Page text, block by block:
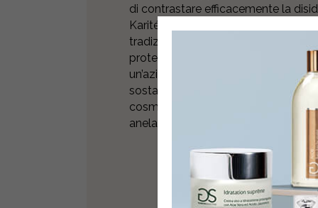
di contrastare efficacemente la
Karité: estratto dal seme del
tradizionalmente utilizzato come
protettivo. Cera d’api: elaborata
un’azione filmogena e protettiva.
sostanze chiamate tocoferoli, noti
cosmesi è utilizzata soprattutto
anelastiche e disidratate.